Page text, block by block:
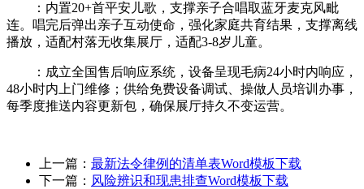
：内置20+首平安儿歌，支撑亲子合唱取蓝牙麦克风毗
连。唱完后弹出亲子互动使命，强化家庭共育结果，支撑离线
播放，适配村落无收集展厅，适配3-8岁儿童。
：成立全国售后响应系统，设备呈现毛病24小时内响应，
48小时内上门维修；供给免费设备调试、操做人员培训办事，
每季度推送内容更新包，确保展厅持久不变运营。
上一篇： 最新法令律例的清单表Word模板下载
下一篇： 风险辨识和现患排查Word模板下载